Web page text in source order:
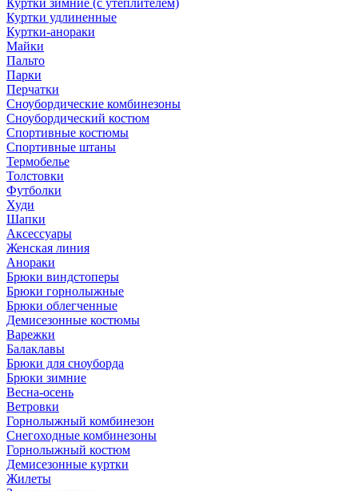
Куртки зимние (с утеплителем)
Куртки удлиненные
Куртки-анораки
Майки
Пальто
Парки
Перчатки
Сноубордические комбинезоны
Сноубордический костюм
Спортивные костюмы
Спортивные штаны
Термобелье
Толстовки
Футболки
Худи
Шапки
Аксессуары
Женская линия
Анораки
Брюки виндстоперы
Брюки горнолыжные
Брюки облегченные
Демисезонные костюмы
Варежки
Балаклавы
Брюки для сноуборда
Брюки зимние
Весна-осень
Ветровки
Горнолыжный комбинезон
Снегоходные комбинезоны
Горнолыжный костюм
Демисезонные куртки
Жилеты